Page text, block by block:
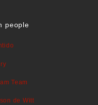
people
Team
de Witt